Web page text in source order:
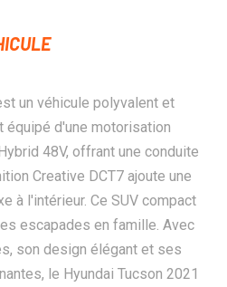
un véhicule polyvalent et
équipé d'une motorisation
48V, offrant une conduite
Creative DCT7 ajoute une
à l'intérieur. Ce SUV compact
escapades en famille. Avec
son design élégant et ses
le Hyundai Tucson 2021